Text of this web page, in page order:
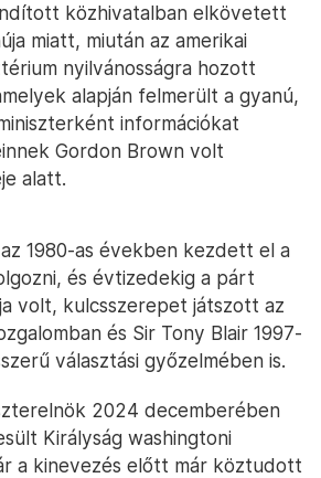
közhivatalban elkövetett
miatt, miután az amerikai
nyilvánosságra hozott
alapján felmerült a gyanú,
információkat
Gordon Brown volt
alatt.
1980-as években kezdett el a
és évtizedekig a párt
volt, kulcsszerepet játszott az
és Sir Tony Blair 1997-
választási győzelmében is.
2024 decemberében
Királyság washingtoni
a kinevezés előtt már köztudott